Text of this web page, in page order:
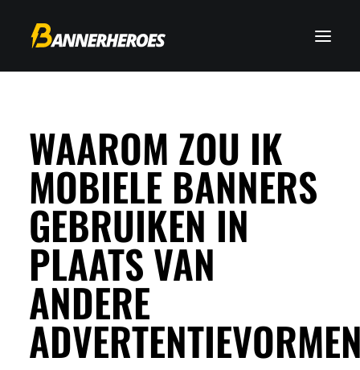
WAAROM ZOU IK
MOBIELE BANNERS
GEBRUIKEN IN
PLAATS VAN
ANDERE